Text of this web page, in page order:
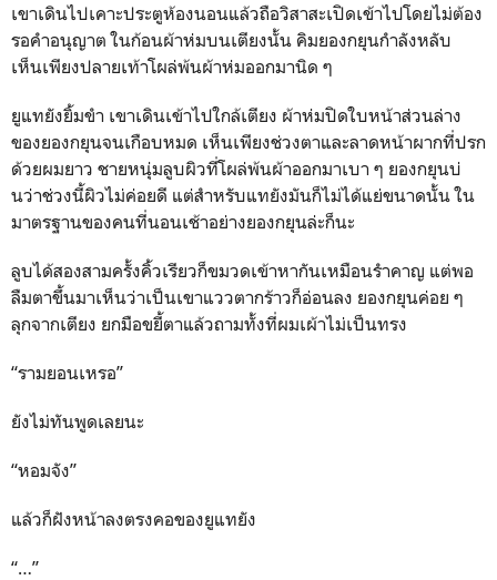
เขาเดินไปเคาะประตูห้องนอนแล้วถือวิสาสะเปิดเข้าไปโดยไม่ต้อง
รอคำอนุญาต ในก้อนผ้าห่มบนเตียงนั้น คิมยองกยุนกำลังหลับ
เห็นเพียงปลายเท้าโผล่พ้นผ้าห่มออกมานิด ๆ
ยูแทยังยิ้มขำ เขาเดินเข้าไปใกล้เตียง ผ้าห่มปิดใบหน้าส่วนล่าง
ของยองกยุนจนเกือบหมด เห็นเพียงช่วงตาและลาดหน้าผากที่ปรก
ด้วยผมยาว ชายหนุ่มลูบผิวที่โผล่พ้นผ้าออกมาเบา ๆ ยองกยุนบ่
นว่าช่วงนี้ผิวไม่ค่อยดี แต่สำหรับแทยังมันก็ไม่ได้แย่ขนาดนั้น ใน
มาตรฐานของคนที่นอนเช้าอย่างยองกยุนล่ะก็นะ
ลูบได้สองสามครั้งคิ้วเรียวก็ขมวดเข้าหากันเหมือนรำคาญ แต่พอ
ลืมตาขึ้นมาเห็นว่าเป็นเขาแววตากร้าวก็อ่อนลง ยองกยุนค่อย ๆ
ลุกจากเตียง ยกมือขยี้ตาแล้วถามทั้งที่ผมเผ้าไม่เป็นทรง
“รามยอนเหรอ”
ยังไม่ทันพูดเลยนะ
“หอมจัง”
แล้วก็ฝังหน้าลงตรงคอของยูแทยัง
“…”